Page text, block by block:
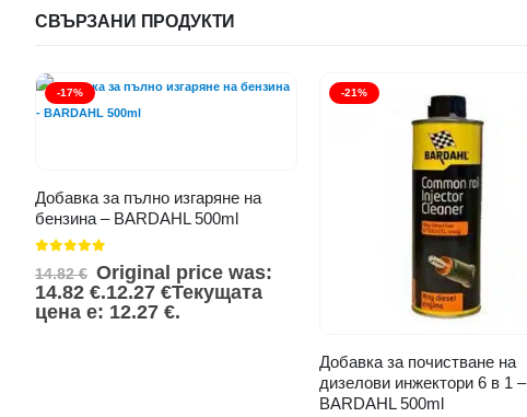
СВЪРЗАНИ ПРОДУКТИ
-17%
Добавка за пълно изгаряне на
бензина – BARDAHL 500ml
14.82€ Original price was:
14.82 €.12.27 €Текущата
цена е: 12.27 €.
-21%
Добавка за почистване на
дизелови инжектори 6 в 1 –
BARDAHL 500ml